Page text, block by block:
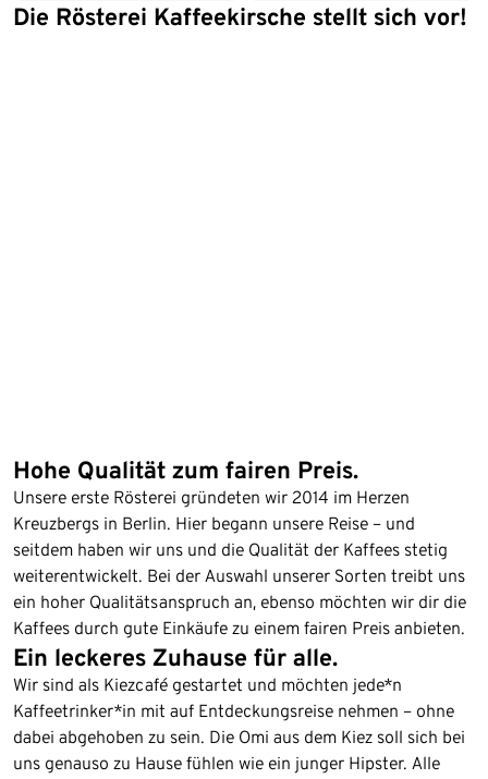
500 g Ganze Bohne 1 kg Ganze Bohne
Die Rösterei Kaffeekirsche stellt sich vor!
Hohe Qualität zum fairen Preis.
Unsere erste Rösterei gründeten wir 2014 im Herzen
Kreuzbergs in Berlin. Hier begann unsere Reise – und
seitdem haben wir uns und die Qualität der Kaffees stetig
weiterentwickelt. Bei der Auswahl unserer Sorten treibt uns
ein hoher Qualitätsanspruch an, ebenso möchten wir dir die
Kaffees durch gute Einkäufe zu einem fairen Preis anbieten.
Ein leckeres Zuhause für alle.
Wir sind als Kiezcafé gestartet und möchten jede*n
Kaffeetrinker*in mit auf Entdeckungsreise nehmen – ohne
dabei abgehoben zu sein. Die Omi aus dem Kiez soll sich bei
uns genauso zu Hause fühlen wie ein junger Hipster. Alle